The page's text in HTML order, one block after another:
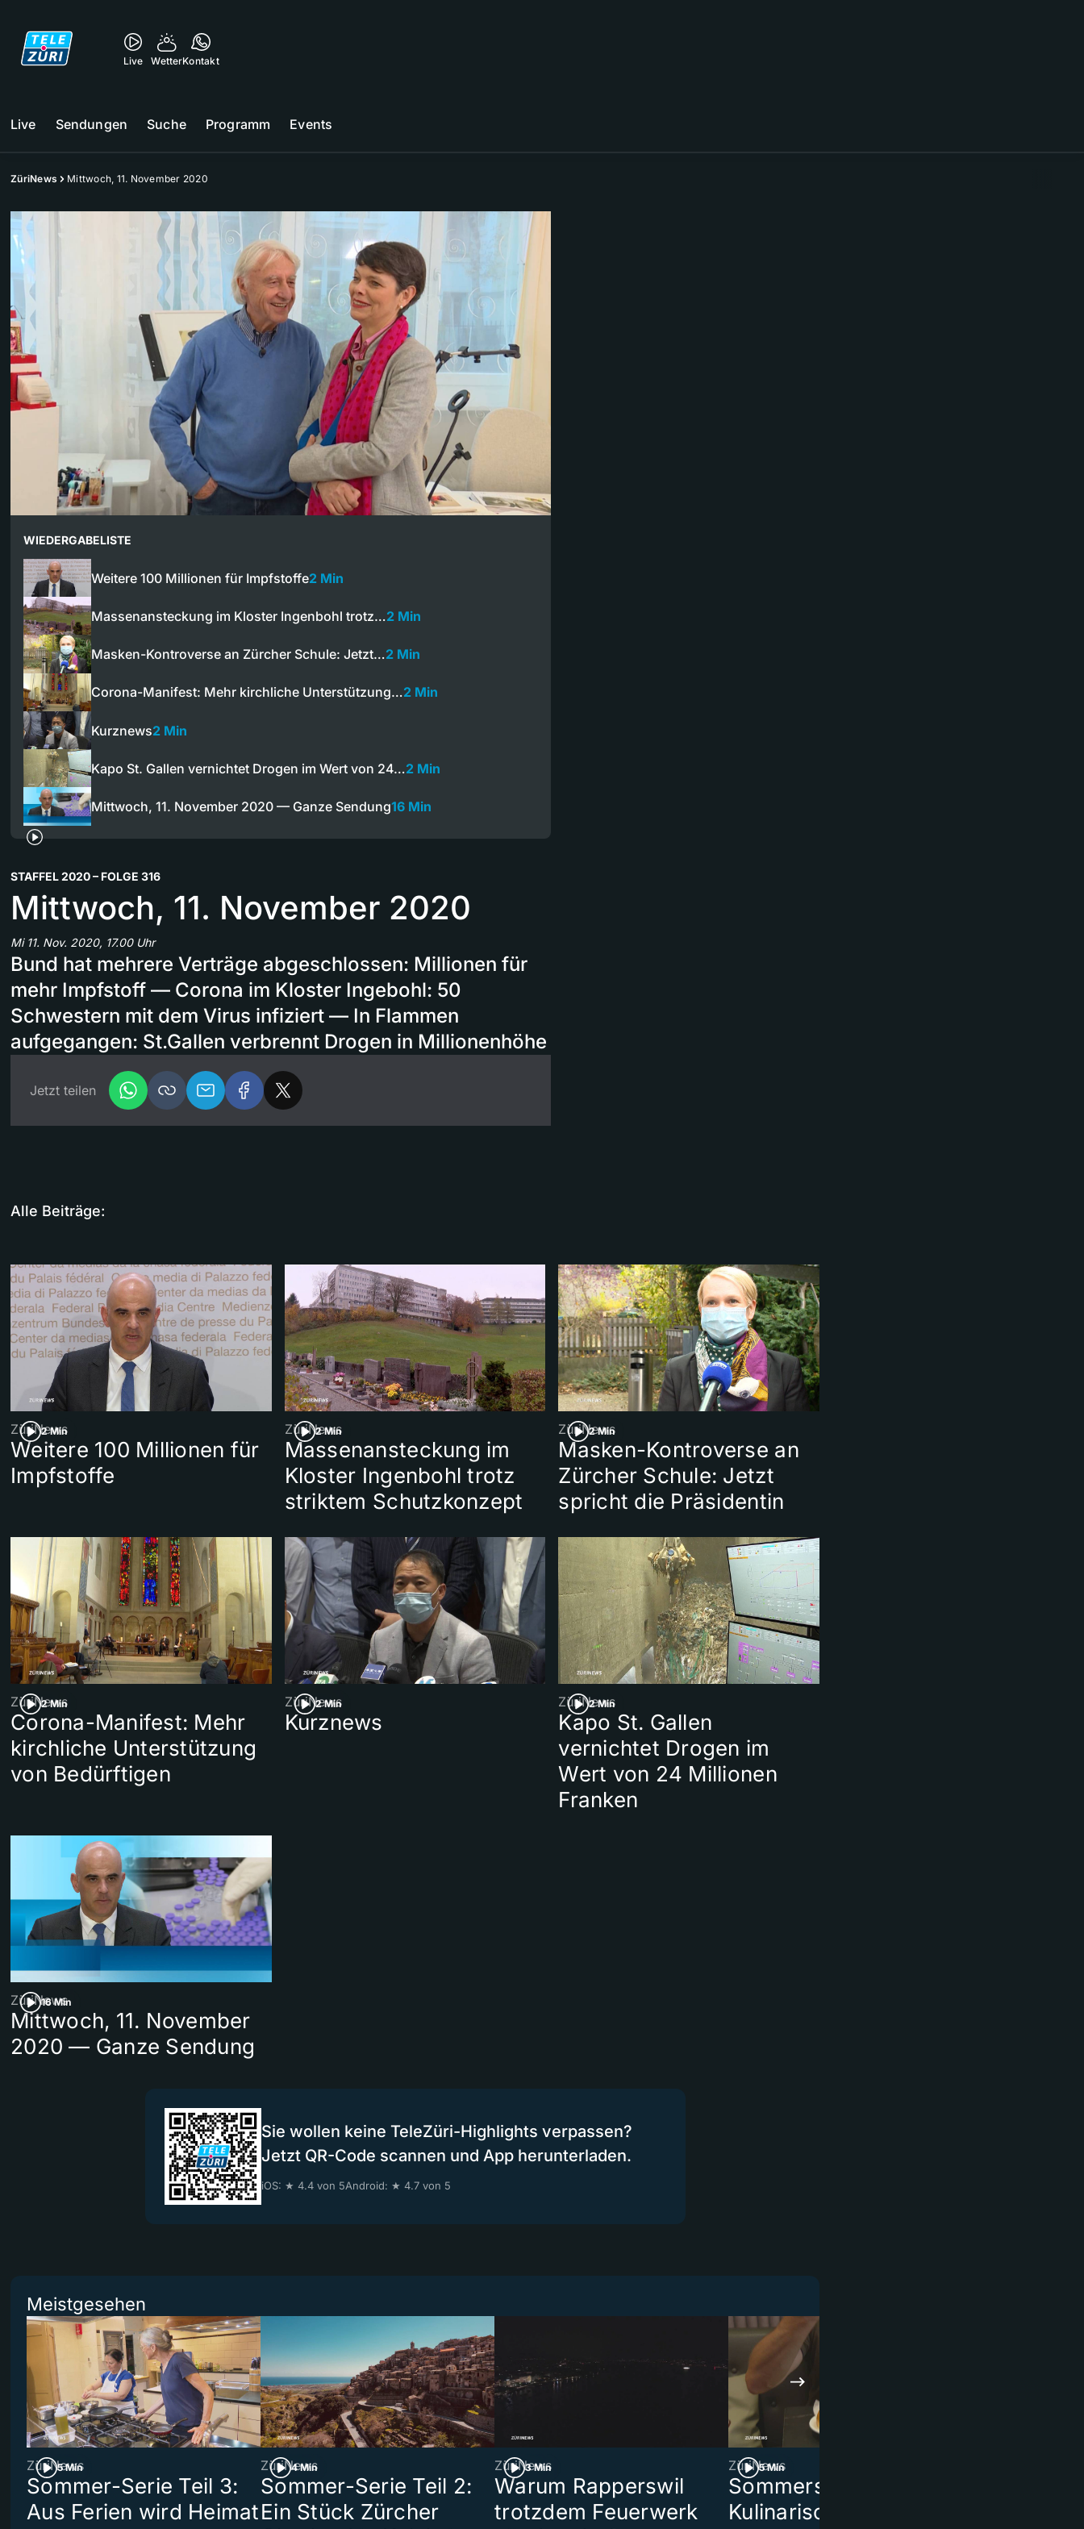
Live WetterKontakt
Live Sendungen Suche Programm Events
ZüriNews Mittwoch, 11. November 2020
WIEDERGABELISTE
Weitere 100 Millionen für Impfstoffe2 Min
Massenansteckung im Kloster Ingenbohl trotz…2 Min
Masken-Kontroverse an Zürcher Schule: Jetzt…2 Min
Corona-Manifest: Mehr kirchliche Unterstützung…2 Min
Kurznews2 Min
Kapo St. Gallen vernichtet Drogen im Wert von 24…2 Min
Mittwoch, 11. November 2020 — Ganze Sendung16 Min
STAFFEL 2020 – FOLGE 316
Mittwoch, 11. November 2020
Mi 11. Nov. 2020, 17.00 Uhr
Bund hat mehrere Verträge abgeschlossen: Millionen für
mehr Impfstoff — Corona im Kloster Ingebohl: 50
Schwestern mit dem Virus infiziert — In Flammen
aufgegangen: St.Gallen verbrennt Drogen in Millionenhöhe
Jetzt teilen
Alle Beiträge:
2 Min
ZüriNews
Weitere 100 Millionen für
Impfstoffe
2 Min
ZüriNews
Massenansteckung im
Kloster Ingenbohl trotz
striktem Schutzkonzept
2 Min
ZüriNews
Masken-Kontroverse an
Zürcher Schule: Jetzt
spricht die Präsidentin
2 Min
ZüriNews
Corona-Manifest: Mehr
kirchliche Unterstützung
von Bedürftigen
2 Min
ZüriNews
Kurznews
2 Min
ZüriNews
Kapo St. Gallen
vernichtet Drogen im
Wert von 24 Millionen
Franken
16 Min
ZüriNews
Mittwoch, 11. November
2020 — Ganze Sendung
Sie wollen keine TeleZüri-Highlights verpassen?
Jetzt QR-Code scannen und App herunterladen.
iOS: ★ 4.4 von 5Android: ★ 4.7 von 5
Meistgesehen
5 Min
ZüriNews
Sommer-Serie Teil 3:
Aus Ferien wird Heimat
4 Min
ZüriNews
Sommer-Serie Teil 2:
Ein Stück Zürcher
3 Min
ZüriNews
Warum Rapperswil
trotzdem Feuerwerk
5 Min
ZüriNews
Sommerserie Teil 4:
Kulinarisches Kalabrien